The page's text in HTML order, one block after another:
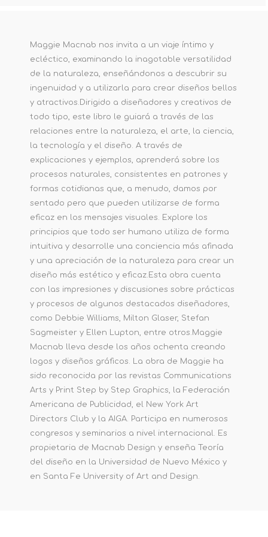
Maggie Macnab nos invita a un viaje íntimo y
ecléctico, examinando la inagotable versatilidad
de la naturaleza, enseñándonos a descubrir su
ingenuidad y a utilizarla para crear diseños bellos
y atractivos.Dirigido a diseñadores y creativos de
todo tipo, este libro le guiará a través de las
relaciones entre la naturaleza, el arte, la ciencia,
la tecnología y el diseño. A través de
explicaciones y ejemplos, aprenderá sobre los
procesos naturales, consistentes en patrones y
formas cotidianas que, a menudo, damos por
sentado pero que pueden utilizarse de forma
eficaz en los mensajes visuales. Explore los
principios que todo ser humano utiliza de forma
intuitiva y desarrolle una conciencia más afinada
y una apreciación de la naturaleza para crear un
diseño más estético y eficaz.Esta obra cuenta
con las impresiones y discusiones sobre prácticas
y procesos de algunos destacados diseñadores,
como Debbie Williams, Milton Glaser, Stefan
Sagmeister y Ellen Lupton, entre otros.Maggie
Macnab lleva desde los años ochenta creando
logos y diseños gráficos. La obra de Maggie ha
sido reconocida por las revistas Communications
Arts y Print Step by Step Graphics, la Federación
Americana de Publicidad, el New York Art
Directors Club y la AIGA. Participa en numerosos
congresos y seminarios a nivel internacional. Es
propietaria de Macnab Design y enseña Teoría
del diseño en la Universidad de Nuevo México y
en Santa Fe University of Art and Design.